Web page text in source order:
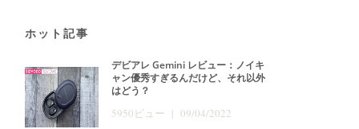
ホット記事
デビアレ Gemini レビュー：ノイキ
ャン優秀すぎるんだけど、それ以外
はどう？
5950ビュー | 09/04/2022